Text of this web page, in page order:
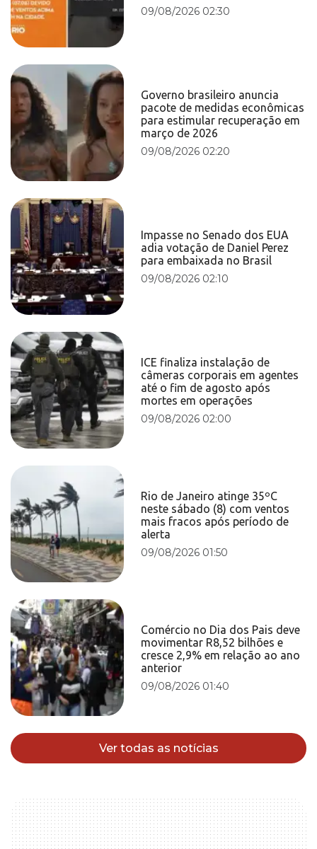
09/08/2026 02:30
Governo brasileiro anuncia
pacote de medidas econômicas
para estimular recuperação em
março de 2026
09/08/2026 02:20
Impasse no Senado dos EUA
adia votação de Daniel Perez
para embaixada no Brasil
09/08/2026 02:10
ICE finaliza instalação de
câmeras corporais em agentes
até o fim de agosto após
mortes em operações
09/08/2026 02:00
Rio de Janeiro atinge 35ºC
neste sábado (8) com ventos
mais fracos após período de
alerta
09/08/2026 01:50
Comércio no Dia dos Pais deve
movimentar R8,52 bilhões e
cresce 2,9% em relação ao ano
anterior
09/08/2026 01:40
Ver todas as notícias